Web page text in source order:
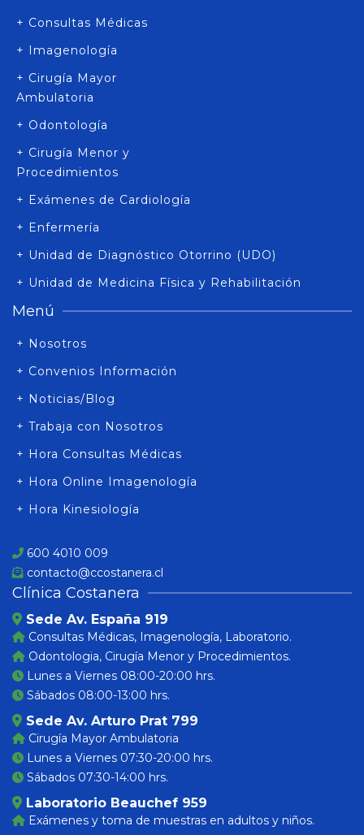
+ Consultas Médicas
+ Imagenología
+ Cirugía Mayor
Ambulatoria
+ Odontología
+ Cirugía Menor y
Procedimientos
+ Exámenes de Cardiología
+ Enfermería
+ Unidad de Diagnóstico Otorrino (UDO)
+ Unidad de Medicina Física y Rehabilitación
Menú
+ Nosotros
+ Convenios Información
+ Noticias/Blog
+ Trabaja con Nosotros
+ Hora Consultas Médicas
+ Hora Online Imagenología
+ Hora Kinesiología
600 4010 009
contacto@ccostanera.cl
Clínica Costanera
Sede Av. España 919
Consultas Médicas, Imagenología, Laboratorio.
Odontologia, Cirugía Menor y Procedimientos.
Lunes a Viernes 08:00-20:00 hrs.
Sábados 08:00-13:00 hrs.
Sede Av. Arturo Prat 799
Cirugía Mayor Ambulatoria
Lunes a Viernes 07:30-20:00 hrs.
Sábados 07:30-14:00 hrs.
Laboratorio Beauchef 959
Exámenes y toma de muestras en adultos y niños.